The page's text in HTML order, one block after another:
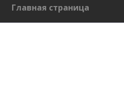
Главная страница
Главная страница